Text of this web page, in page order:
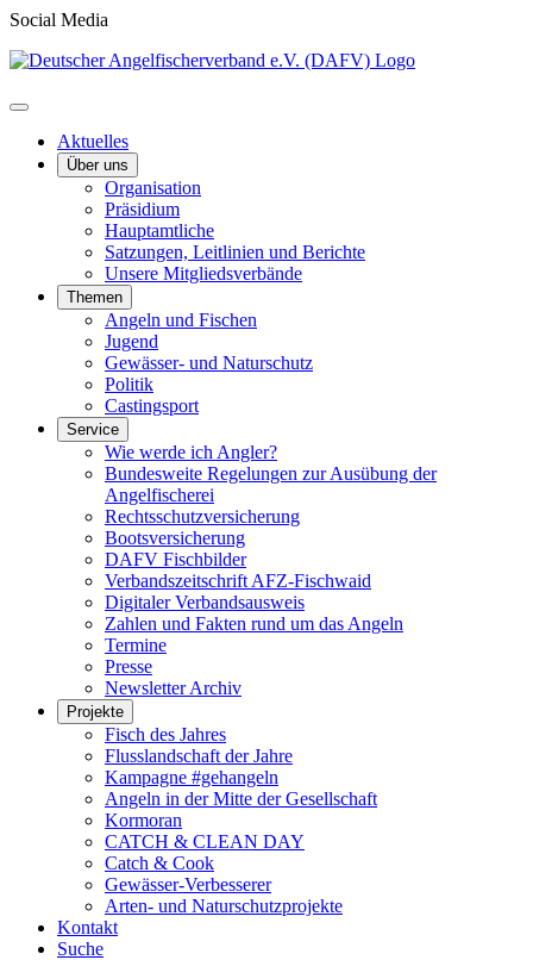
Social Media
Aktuelles
Über uns
Organisation
Präsidium
Hauptamtliche
Satzungen, Leitlinien und Berichte
Unsere Mitgliedsverbände
Themen
Angeln und Fischen
Jugend
Gewässer- und Naturschutz
Politik
Castingsport
Service
Wie werde ich Angler?
Bundesweite Regelungen zur Ausübung der
Angelfischerei
Rechtsschutzversicherung
Bootsversicherung
DAFV Fischbilder
Verbandszeitschrift AFZ-Fischwaid
Digitaler Verbandsausweis
Zahlen und Fakten rund um das Angeln
Termine
Presse
Newsletter Archiv
Projekte
Fisch des Jahres
Flusslandschaft der Jahre
Kampagne #gehangeln
Angeln in der Mitte der Gesellschaft
Kormoran
CATCH & CLEAN DAY
Catch & Cook
Gewässer-Verbesserer
Arten- und Naturschutzprojekte
Kontakt
Suche